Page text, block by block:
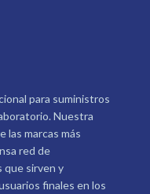
para suministros
Nuestra
las marcas más
red de
sirven y
finales en los